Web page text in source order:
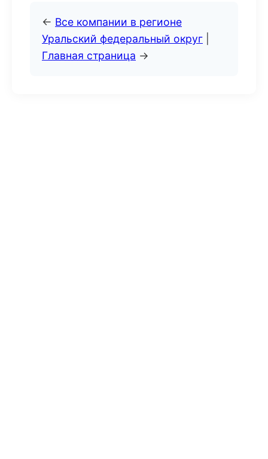
← Все компании в регионе
Уральский федеральный округ
Главная страница →